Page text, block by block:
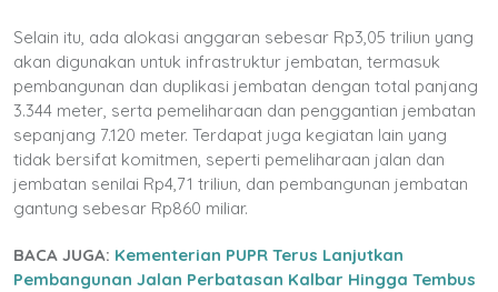
Selain itu, ada alokasi anggaran sebesar Rp3,05 triliun yang
akan digunakan untuk infrastruktur jembatan, termasuk
pembangunan dan duplikasi jembatan dengan total panjang
3.344 meter, serta pemeliharaan dan penggantian jembatan
sepanjang 7.120 meter. Terdapat juga kegiatan lain yang
tidak bersifat komitmen, seperti pemeliharaan jalan dan
jembatan senilai Rp4,71 triliun, dan pembangunan jembatan
gantung sebesar Rp860 miliar.
BACA JUGA: Kementerian PUPR Terus Lanjutkan
Pembangunan Jalan Perbatasan Kalbar Hingga Tembus